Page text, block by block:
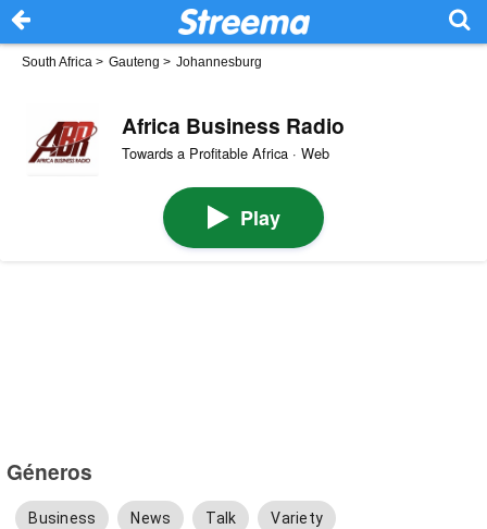
South Africa > Gauteng > Johannesburg
Africa Business Radio
Towards a Profitable Africa · Web
Play
Géneros
Business News Talk Variety